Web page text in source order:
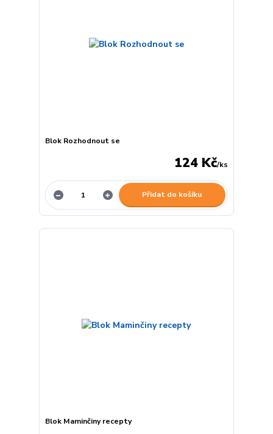
Blok Rozhodnout se
124 Kč/ks
Přidat do košíku
Blok Maminčiny recepty